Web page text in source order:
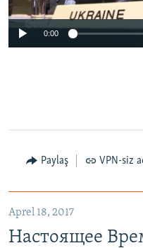
0:00
Paylaş VPN-siz
Aprel 18, 2017
Настоящее